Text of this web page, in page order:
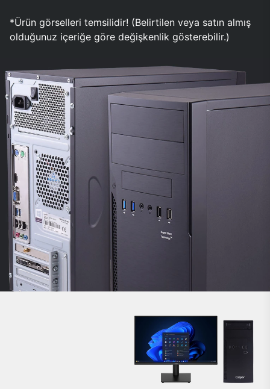
*Ürün görselleri temsilidir! (Belirtilen veya satın almış
olduğunuz içeriğe göre değişkenlik gösterebilir.)